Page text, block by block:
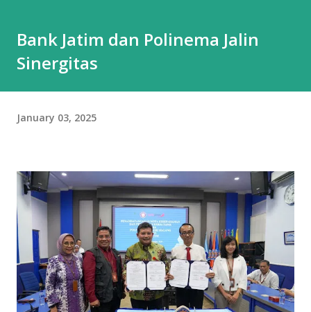
Bank Jatim dan Polinema Jalin
Sinergitas
January 03, 2025